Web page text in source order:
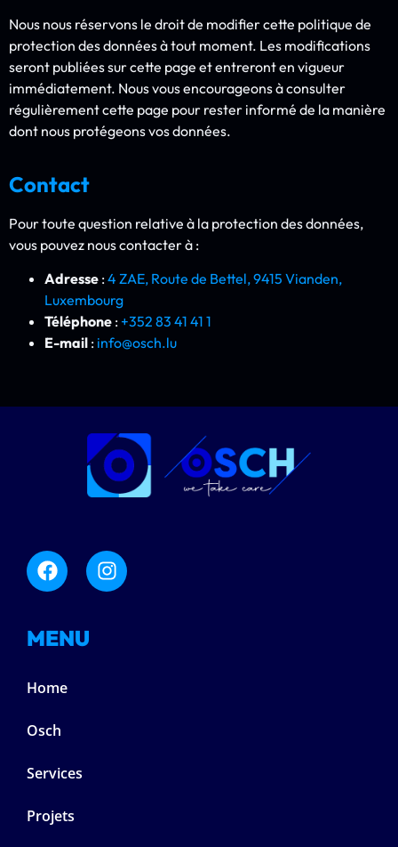
Nous nous réservons le droit de modifier cette politique de
protection des données à tout moment. Les modifications
seront publiées sur cette page et entreront en vigueur
immédiatement. Nous vous encourageons à consulter
régulièrement cette page pour rester informé de la manière
dont nous protégeons vos données.
Contact
Pour toute question relative à la protection des données,
vous pouvez nous contacter à :
Adresse :4 ZAE, Route de Bettel, 9415 Vianden,
Luxembourg
Téléphone : +352 83 41 41 1
E-mail : info@osch.lu
MENU
Home
Osch
Services
Projets